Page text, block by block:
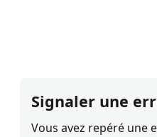
Signaler une
Vous avez repéré une